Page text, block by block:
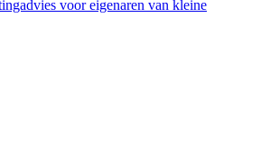
voor eigenaren van kleine